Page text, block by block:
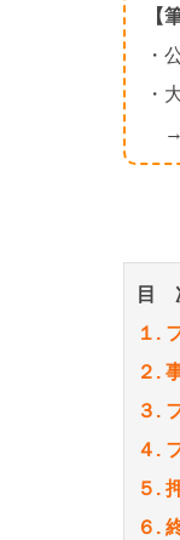
【
・
・
→
目
１.
２.
３.
４.
５.
６.